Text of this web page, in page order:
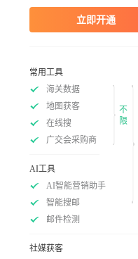
立即开通
常用工具
海关数据
地图获客
在线搜
广交会采购商
不
限
AI工具
AI智能营销助手
智能搜邮
邮件检测
社媒获客